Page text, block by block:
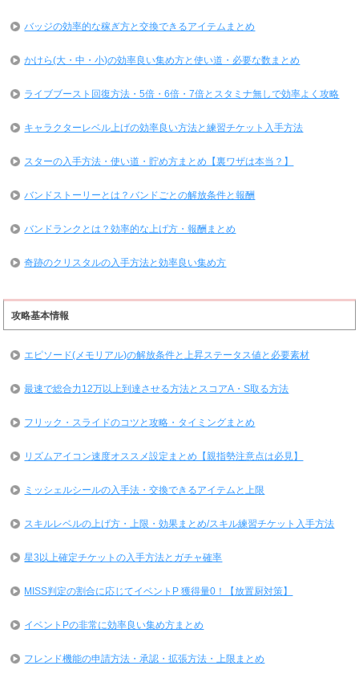
バッジの効率的な稼ぎ方と交換できるアイテムまとめ
かけら(大・中・小)の効率良い集め方と使い道・必要な数まとめ
ライブブースト回復方法・5倍・6倍・7倍とスタミナ無しで効率よく攻略
キャラクターレベル上げの効率良い方法と練習チケット入手方法
スターの入手方法・使い道・貯め方まとめ【裏ワザは本当？】
バンドストーリーとは？バンドごとの解放条件と報酬
バンドランクとは？効率的な上げ方・報酬まとめ
奇跡のクリスタルの入手方法と効率良い集め方
攻略基本情報
エピソード(メモリアル)の解放条件と上昇ステータス値と必要素材
最速で総合力12万以上到達させる方法とスコアA・S取る方法
フリック・スライドのコツと攻略・タイミングまとめ
リズムアイコン速度オススメ設定まとめ【親指勢注意点は必見】
ミッシェルシールの入手法・交換できるアイテムと上限
スキルレベルの上げ方・上限・効果まとめ/スキル練習チケット入手方法
星3以上確定チケットの入手方法とガチャ確率
MISS判定の割合に応じてイベントP 獲得量0！【放置厨対策】
イベントPの非常に効率良い集め方まとめ
フレンド機能の申請方法・承認・拡張方法・上限まとめ